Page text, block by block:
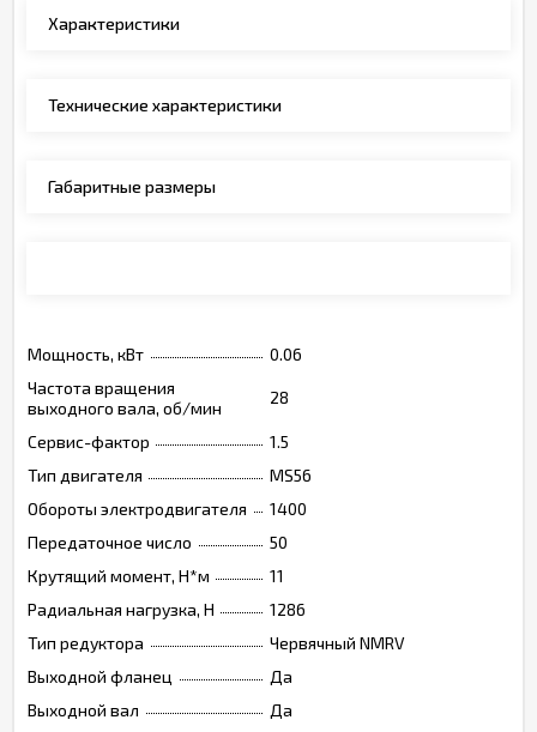
Характеристики
Технические характеристики
Габаритные размеры
Мощность, кВт
0.06
Частота вращения
выходного вала, об/мин
28
Сервис-фактор
1.5
Тип двигателя
MS56
Обороты электродвигателя
1400
Передаточное число
50
Крутящий момент, Н*м
11
Радиальная нагрузка, Н
1286
Тип редуктора
Червячный NMRV
Выходной фланец
Да
Выходной вал
Да